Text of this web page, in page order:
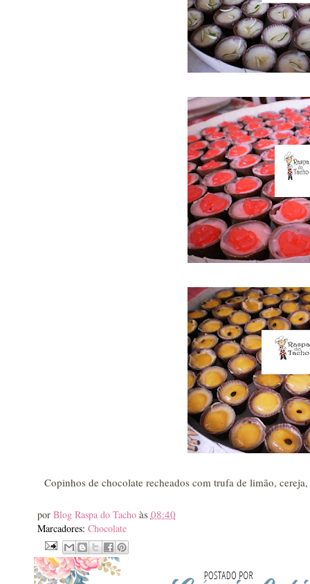
Copinhos de chocolate recheados com trufa de limão,
por Blog Raspa do Tacho às 08:40
Marcadores: Chocolate